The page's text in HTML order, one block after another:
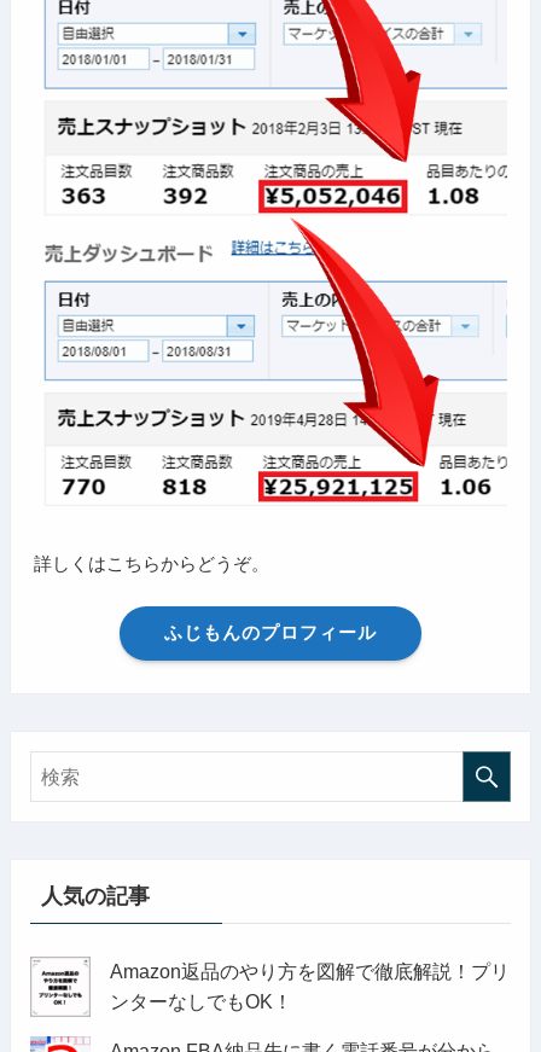
詳しくはこちらからどうぞ。
ふじもんのプロフィール
人気の記事
Amazon返品のやり方を図解で徹底解説！プリ
ンターなしでもOK！